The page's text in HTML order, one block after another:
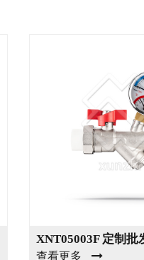
XNT05003F 定制批
查看更多